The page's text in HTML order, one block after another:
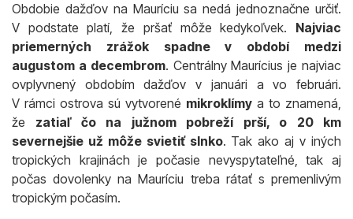
Obdobie dažďov na Mauríciu sa nedá jednoznačne určiť.
V podstate platí, že pršať môže kedykoľvek. Najviac
priemerných zrážok spadne v období medzi
augustom a decembrom. Centrálny Maurícius je najviac
ovplyvnený obdobím dažďov v januári a vo februári.
V rámci ostrova sú vytvorené mikroklímy a to znamená,
že zatiaľ čo na južnom pobreží prší, o 20 km
severnejšie už môže svietiť slnko. Tak ako aj v iných
tropických krajinách je počasie nevyspytateľné, tak aj
počas dovolenky na Mauríciu treba rátať s premenlivým
tropickým počasím.